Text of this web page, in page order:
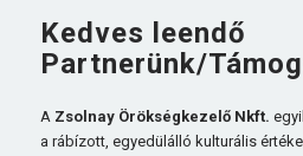
Kedves leendő
Partnerünk/
A Zsolnay Örökségkezelő Nkft.
a rábízott, egyedülálló kulturális